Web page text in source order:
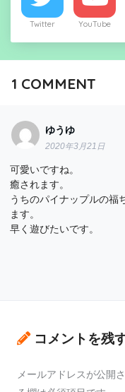
Twitter YouTube
1 COMMENT
ゆうゆ
2020年3月21日
可愛いですね。
癒されます。
うちのパイナップルの福
ます。
早く遊びたいです。
コメントを残
メールアドレスが公開